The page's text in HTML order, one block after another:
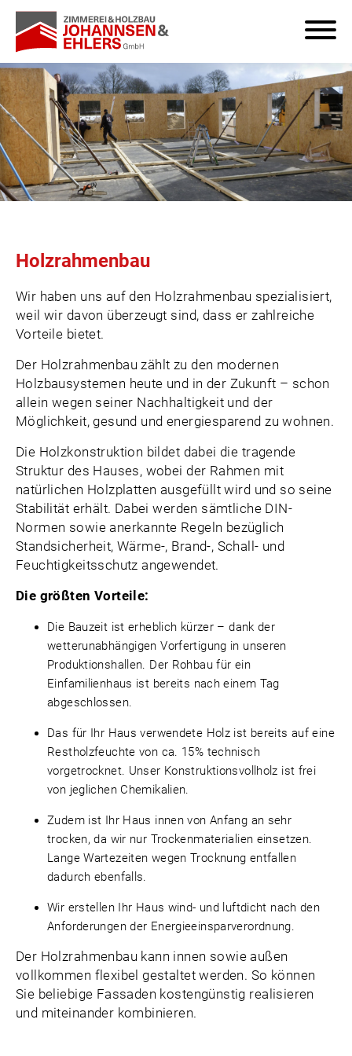
Holzrahmenbau
Wir haben uns auf den Holzrahmenbau spezialisiert,
weil wir davon überzeugt sind, dass er zahlreiche
Vorteile bietet.
Der Holzrahmenbau zählt zu den modernen
Holzbausystemen heute und in der Zukunft – schon
allein wegen seiner Nachhaltigkeit und der
Möglichkeit, gesund und energiesparend zu wohnen.
Die Holzkonstruktion bildet dabei die tragende
Struktur des Hauses, wobei der Rahmen mit
natürlichen Holzplatten ausgefüllt wird und so seine
Stabilität erhält. Dabei werden sämtliche DIN-
Normen sowie anerkannte Regeln bezüglich
Standsicherheit, Wärme-, Brand-, Schall- und
Feuchtigkeitsschutz angewendet.
Die größten Vorteile:
Die Bauzeit ist erheblich kürzer – dank der
wetterunabhängigen Vorfertigung in unseren
Produktionshallen. Der Rohbau für ein
Einfamilienhaus ist bereits nach einem Tag
abgeschlossen.
Das für Ihr Haus verwendete Holz ist bereits auf eine
Restholzfeuchte von ca. 15% technisch
vorgetrocknet. Unser Konstruktionsvollholz ist frei
von jeglichen Chemikalien.
Zudem ist Ihr Haus innen von Anfang an sehr
trocken, da wir nur Trockenmaterialien einsetzen.
Lange Wartezeiten wegen Trocknung entfallen
dadurch ebenfalls.
Wir erstellen Ihr Haus wind- und luftdicht nach den
Anforderungen der Energieeinsparverordnung.
Der Holzrahmenbau kann innen sowie außen
vollkommen flexibel gestaltet werden. So können
Sie beliebige Fassaden kostengünstig realisieren
und miteinander kombinieren.